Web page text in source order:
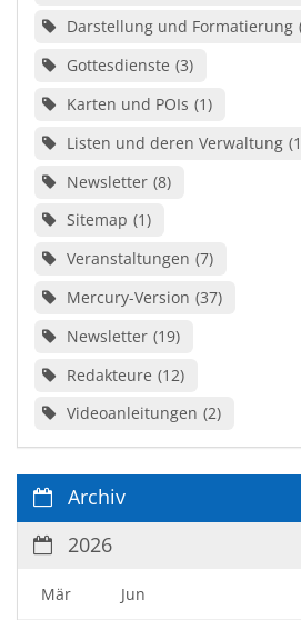
Darstellung und Formatierung
Gottesdienste 3
Karten und POIs 1
Listen und deren Verwaltung 1
Newsletter 8
Sitemap 1
Veranstaltungen 7
Mercury-Version 37
Newsletter 19
Redakteure 12
Videoanleitungen 2
Archiv
2026
Mär Jun